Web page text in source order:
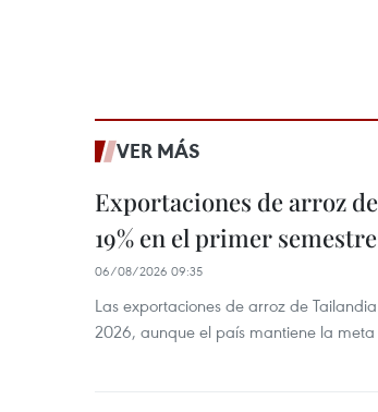
VER MÁS
Exportaciones de arroz
19% en el primer
06/08/2026 09:35
Las exportaciones de arroz de
2026, aunque el país mantiene la